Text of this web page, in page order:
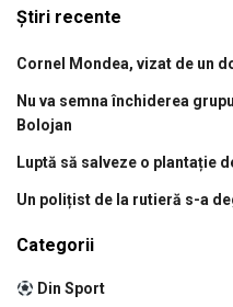
Știri recente
Cornel Mondea, vizat de un
Nu va semna închiderea
Bolojan
Luptă să salveze o plantație
Un polițist de la rutieră s-a
Categorii
Din Sport